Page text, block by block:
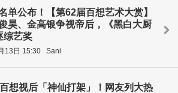
单公布！【第62届百想艺术大赏】
昊、金高银争视帝后，《黑白大厨
综艺奖
13日 15:30 Sani
想视后「神仙打架」！网友列大热